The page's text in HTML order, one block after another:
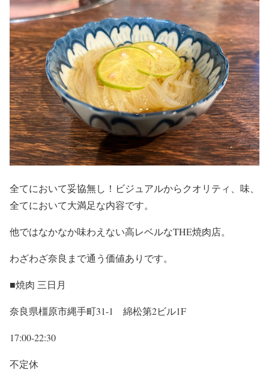
全てにおいて妥協無し！ビジュアルからクオリティ、味、
全てにおいて大満足な内容です。
他ではなかなか味わえない高レベルなTHE焼肉店。
わざわざ奈良まで通う価値ありです。
■焼肉 三日月
奈良県橿原市縄手町31-1 綿松第2ビル1F
17:00-22:30
不定休